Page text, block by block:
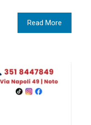
Read More